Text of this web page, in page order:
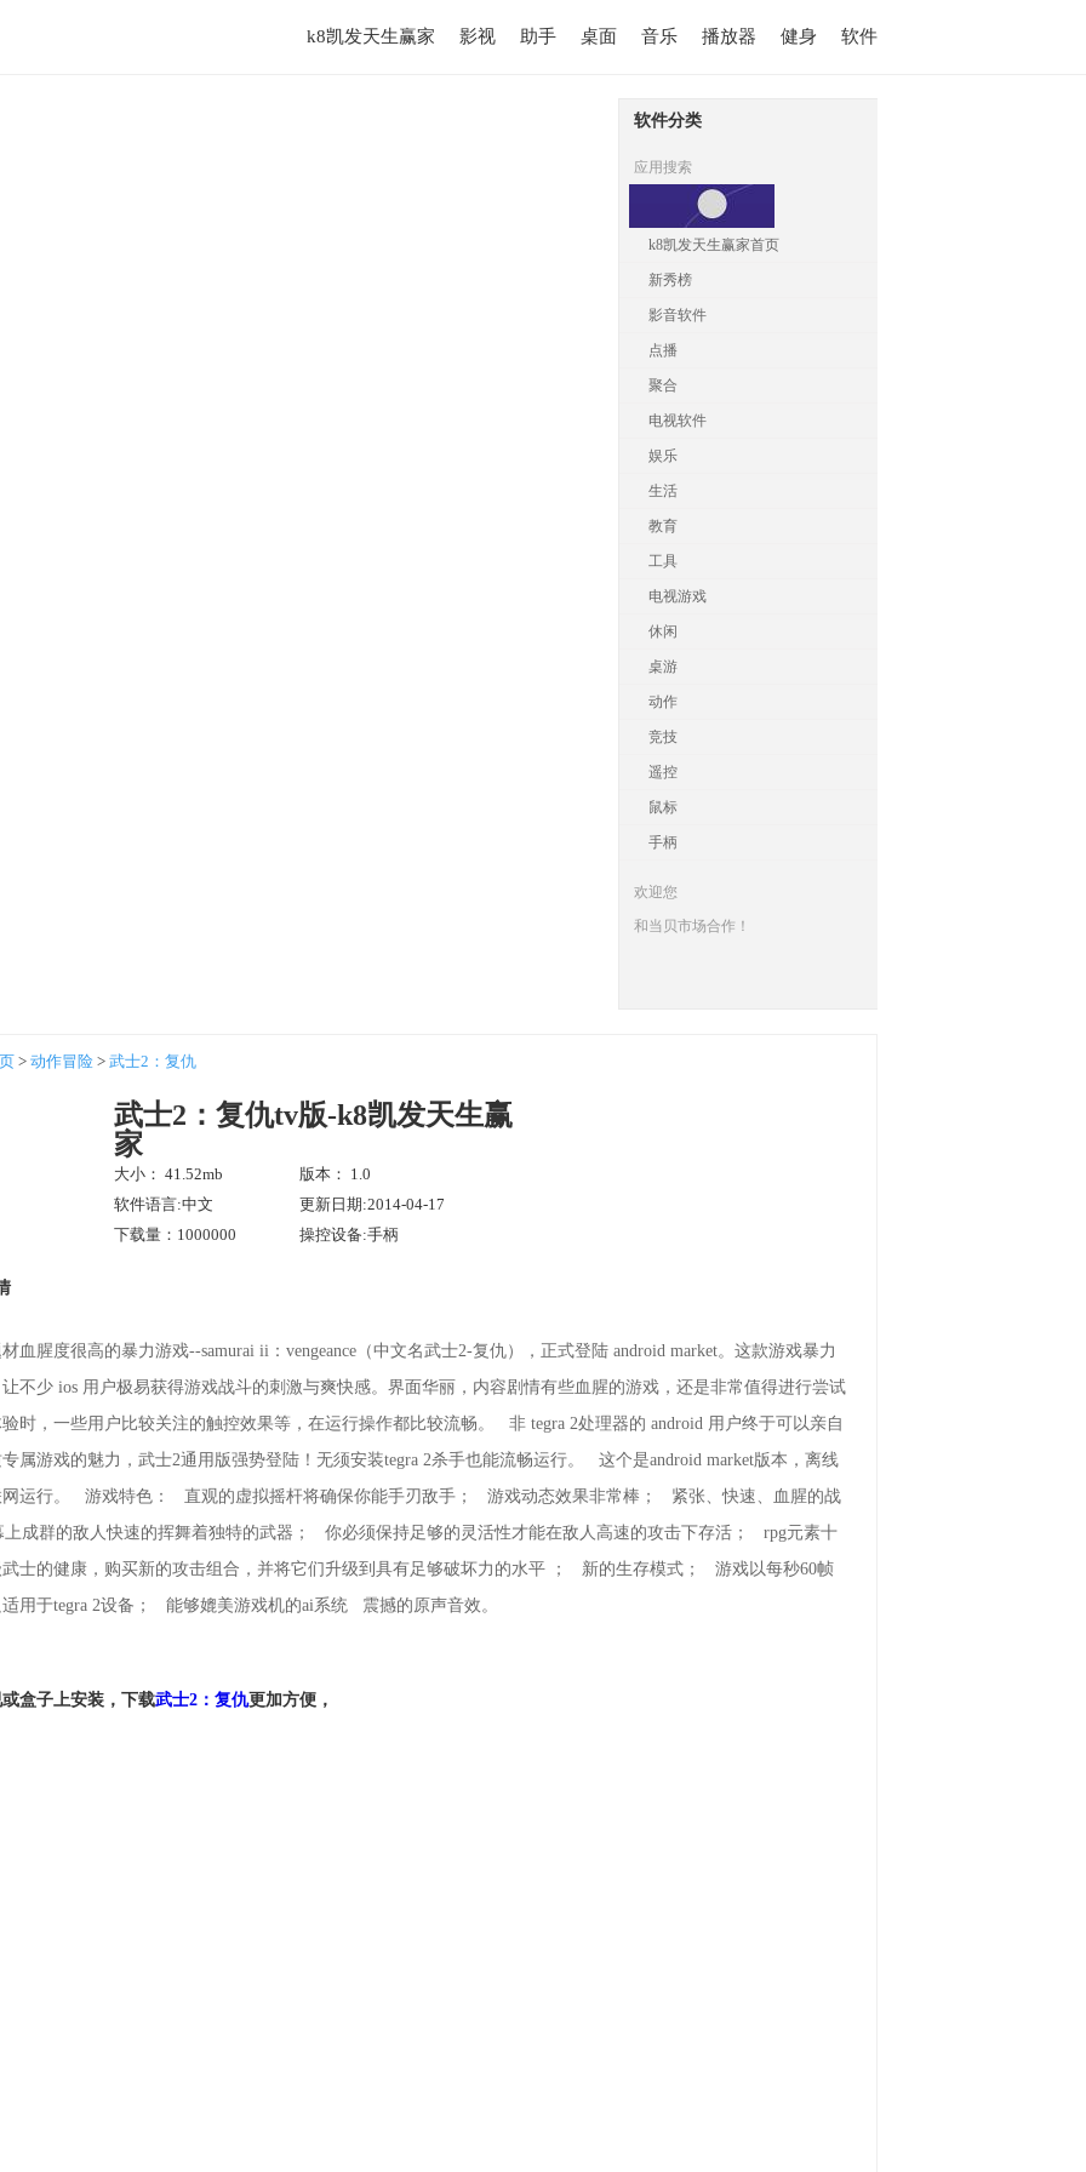
软件
健身
播放器
音乐
桌面
助手
影视
k8凯发天生赢家
软件分类
应用搜索
k8凯发天生赢家首页
新秀榜
影音软件
点播
聚合
电视软件
娱乐
生活
教育
工具
电视游戏
休闲
桌游
动作
竞技
遥控
鼠标
手柄
欢迎您
和当贝市场合作！
> 动作冒险 > 武士2：复仇
武士2：复仇tv版-k8凯发天生赢
家
大小： 41.52mb
版本： 1.0
软件语言:中文
更新日期:2014-04-17
下载量：1000000
操控设备:手柄
血腥度很高的暴力游戏--samurai ii：vengeance（中文名武士2-复仇），正式登陆 android market。这款游戏暴力
不少 ios 用户极易获得游戏战斗的刺激与爽快感。界面华丽，内容剧情有些血腥的游戏，还是非常值得进行尝试
时，一些用户比较关注的触控效果等，在运行操作都比较流畅。 非 tegra 2处理器的 android 用户终于可以亲自
属游戏的魅力，武士2通用版强势登陆！无须安装tegra 2杀手也能流畅运行。 这个是android market版本，离线
网运行。 游戏特色： 直观的虚拟摇杆将确保你能手刃敌手； 游戏动态效果非常棒； 紧张、快速、血腥的战
成群的敌人快速的挥舞着独特的武器； 你必须保持足够的灵活性才能在敌人高速的攻击下存活； rpg元素十
武士的健康，购买新的攻击组合，并将它们升级到具有足够破坏力的水平 ； 新的生存模式； 游戏以每秒60帧
适用于tegra 2设备； 能够媲美游戏机的ai系统 震撼的原声音效。
盒子上安装，下载武士2：复仇更加方便，